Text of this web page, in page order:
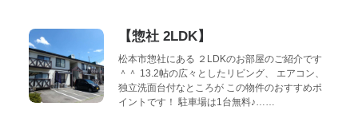
【惣社 2LDK】
松本市惣社にある ２LDKのお部屋のご紹介です
＾＾ 13.2帖の広々としたリビング、 エアコン、
独立洗面台付なところが この物件のおすすめポ
イントです！ 駐車場は1台無料♪……